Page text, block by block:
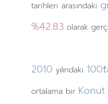
tarihleri arasındaki
%42.83 olarak
2010 yılındaki 100₺
ortalama bir Konut